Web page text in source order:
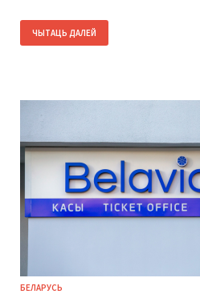
ЧЫТАЦЬ ДАЛЕЙ
БЕЛАРУСЬ